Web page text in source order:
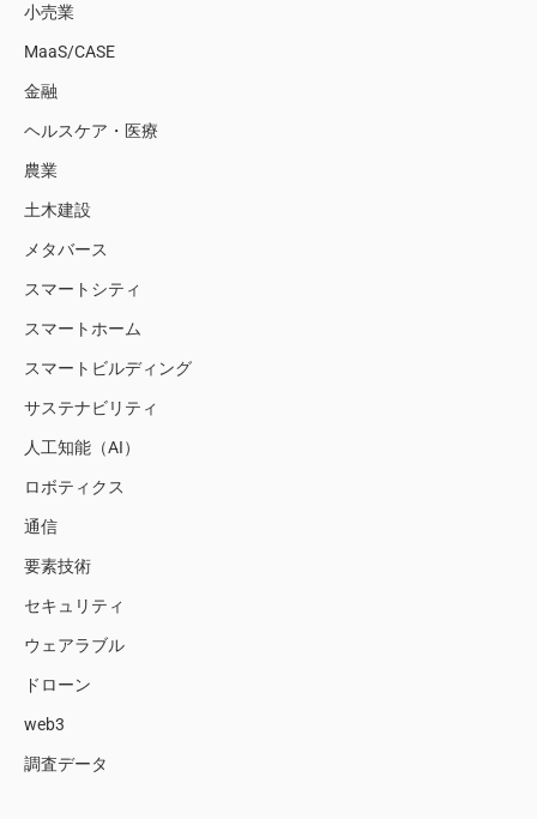
小売業
MaaS/CASE
金融
ヘルスケア・医療
農業
土木建設
メタバース
スマートシティ
スマートホーム
スマートビルディング
サステナビリティ
人工知能（AI）
ロボティクス
通信
要素技術
セキュリティ
ウェアラブル
ドローン
web3
調査データ